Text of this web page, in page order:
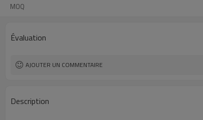
MOQ
Évaluation
AJOUTER UN COMMENTAIRE
Description